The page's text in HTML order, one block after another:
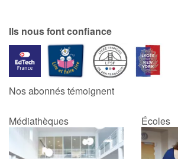
Ils nous font confiance
Nos abonnés témoignent
Médiathèques Écoles